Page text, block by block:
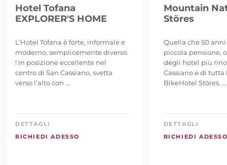
Hotel Tofana
EXPLORER'S HOME
L’Hotel Tofana è forte, informale e
moderno, semplicemente diverso
! In posizione eccellente nel
centro di San Cassiano, svetta
verso l’alto con ...
DETTAGLI
RICHIEDI ADESSO
Mountain
Störes
Quella che 50 anni
piccola pensione,
degli hotel più
Cassiano e di tutta
BikeHotel Störes. ...
DETTAGLI
RICHIEDI